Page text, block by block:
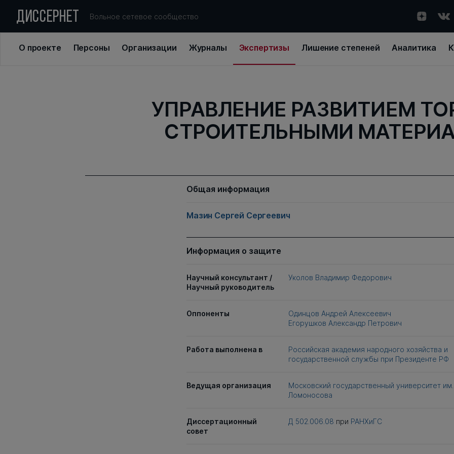
ДИССЕРНЕТ Вольное сетевое сообщество
О проекте Персоны Организации Журналы Экспертизы Лишение степеней Аналитика
УПРАВЛЕНИЕ РАЗВИТИЕМ
СТРОИТЕЛЬНЫМИ
Общая информация
Мазин Сергей Сергеевич
Информация о защите
Научный консультант /
Научный руководитель
Уколов Владимир Федорович
Оппоненты
Одинцов Андрей Алексеевич
Егорушков Александр Петрович
Работа выполнена в
Российская академия народного хозяйства и
государственной службы при Президенте РФ
Ведущая организация
Московский государственный университет
Ломоносова
Диссертационный
совет
Д 502.006.08 при РАНХиГС